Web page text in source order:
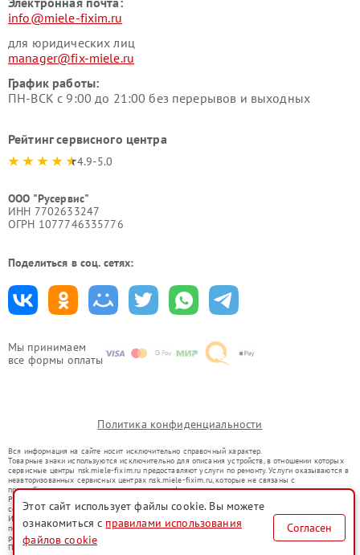
Мы принимаем
все формы оплаты
info@miele-fixim.ru
для юридических лиц
manager@fix-miele.ru
График работы:
ПН-ВСК с 9:00 до 21:00 без перерывов и выходных
Рейтинг сервисного центра
4.9-5.0
ООО "Русервис"
ИНН 7702633247
ОГРН 1077746335776
Поделиться в соц. сетях:
Политика конфиденциальности
Вся информация на сайте носит исключительно справочный характер.
Товарные знаки используются исключительно для описания устройств, в отношении которых
сервисные центры nsk.miele-fixim.ru предоставляют услуги по ремонту. Услуги оказываются в
неавторизованных сервисных центрах nsk.miele-fixim.ru, которые не связаны с
правообладателями товарных знаков или их официальными представителями.
Ремонт осуществляется для устройств, уже введенных в гражданский оборот в соответствии
со статьей 1487 ГК РФ.
Использование товарных знаков не преследует цели индивидуализации услуг или введения
потребителей в заблуждение, а служит для информирования о предоставляемых услугах по
ремонту техники указанных брендов.
Представленная на сайте информация не является публичной офертой, определяемой
Этот сайт использует файлы cookie. Вы можете
ознакомиться с правилами использования
файлов cookie
Согласен